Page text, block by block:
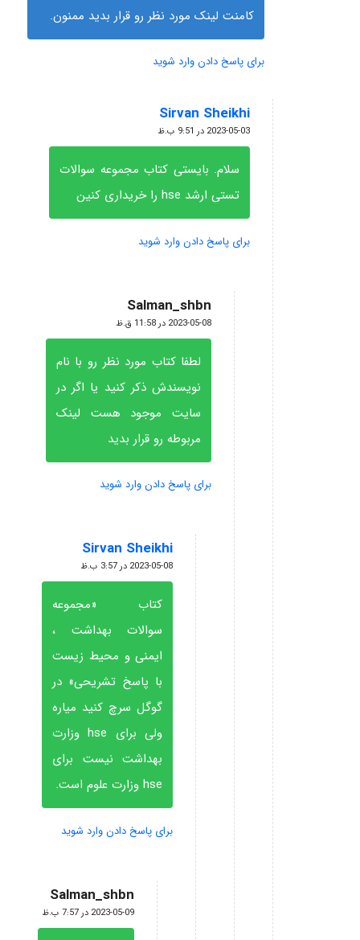
کامنت لینک مورد نظر رو قرار بدید ممنون.
برای پاسخ دادن وارد شوید
Sirvan Sheikhi
گفته:
2023-05-03 در 9:51 ب.ظ
سلام. بایستی کتاب مجموعه سوالات
تستی ارشد hse را خریداری کنین
برای پاسخ دادن وارد شوید
Salman_shbn
گفته:
2023-05-08 در 11:58 ق.ظ
لطفا کتاب مورد نظر‌ رو با نام
نویسندش ذکر کنید یا اگر در
سایت موجود هست لینک
مربوطه رو‌ قرار بدید
برای پاسخ دادن وارد شوید
Sirvan Sheikhi
گفته:
2023-05-08 در 3:57 ب.ظ
کتاب «مجموعه
سوالات بهداشت ،
ایمنی و محیط زیست
با پاسخ تشریحی» در
گوگل سرچ کنید میاره
ولی برای hse وزارت
بهداشت نیست برای
hse وزارت علوم است.
برای پاسخ دادن وارد شوید
Salman_shbn
گفته:
2023-05-09 در 7:57 ب.ظ